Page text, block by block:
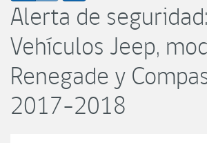
Alerta de seguridad:
Vehículos Jeep,
Renegade y
2017-2018